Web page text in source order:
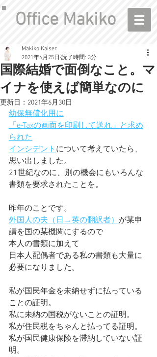
Office Makiko
国際結婚で面倒なこと。マ
イナを使えば簡単なのに
Makiko Kaiser
2021年6月25日 読了時間: 3分
更新日： 2021年6月30日
幼保無償化用に
「e-Taxの画面を印刷して送れ」と求め
られた
インシデントについて考えていたら、
思い出しました。
21世紀なのに、別の機会にもいろんな
書類を要求されたことを。
昨年のことです。
外国人の夫（日→英の翻訳者）が某申
請を国の某機関にするので
本人の書類に加えて
日本人配偶者である私の書類も大量に
必要になりました。
私が国民年金を未納せずに払っている
ことの証明。
私に未納の国税がないことの証明。
私が住民税をちゃんと払ってる証明。
私が国民健康保険を滞納していない証
明。